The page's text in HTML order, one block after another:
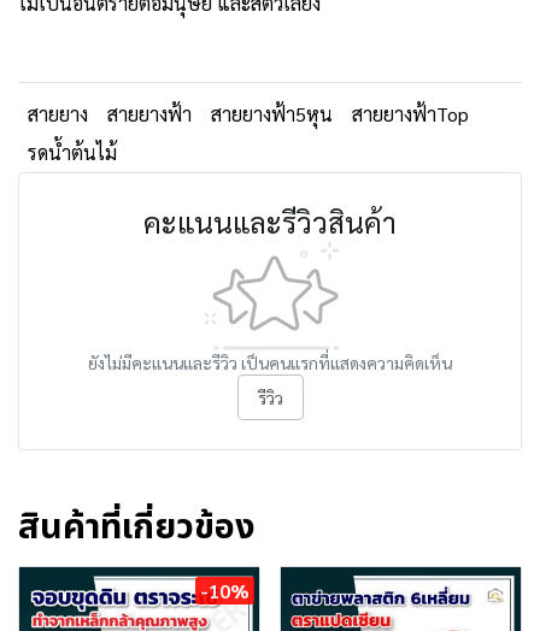
สายยาง สายยางฟ้า สายยางฟ้า5หุน
สายยางฟ้าTop
รดน้ำต้นไม้
คะแนนและรีวิวสินค้า
ยังไม่มีคะแนนและรีวิว เป็นคนแรกที่แสดงความคิดเห็น
รีวิว
สินค้าที่เกี่ยวข้อง
-10%